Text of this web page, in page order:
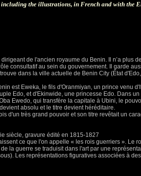
the illustrations, in French and with the
de l'ancien royaume du Benin. Il n’a plus
consultatif au sein du gouvernement. Il garde
dans la ville actuelle de Benin City (État
est Eweka, le fils d'Oranmiyan, un prince venu
Edo, et d'Ekinwide, une princesse Edo. Dans
Ewedo, qui transfère la capitale à Ubini, le
absolu et le titre devient héréditaire.
d'un très grand pouvoir et son titre revêtait un
siècle, gravure édité en 1815-1827
ce que l'on appelle « les rois guerriers ». Le
la guerre se traduisit dans l'art par une
Les représentations figuratives associées à